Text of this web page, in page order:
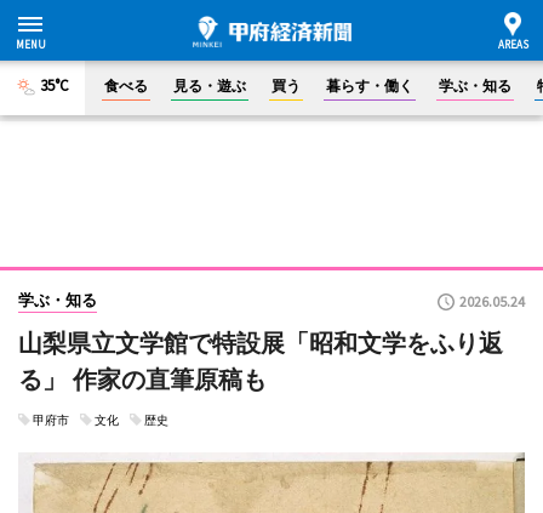
35°C 食べる 見る・遊ぶ 買う 暮らす・働く 学ぶ・知る
学ぶ・知る 2026.05.24
山梨県立文学館で特設展「昭和文学をふり返
る」 作家の直筆原稿も
甲府市 文化 歴史